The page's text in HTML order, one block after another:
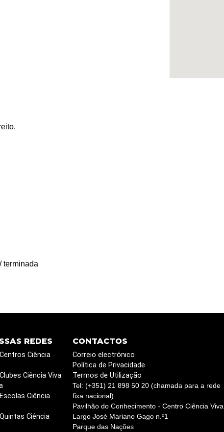
terminada
REDES
Ciência
Ciência Viva
Ciência
Ciência
CONTACTOS
Correio electrónico
Política de Privacidade
Termos de Utilização
Tel: (+351) 21 898 50 20 (chamada para a rede
fixa nacional)
Pavilhão do Conhecimento - Centro Ciência Viva
Largo José Mariano Gago n.º1
Parque das Nações